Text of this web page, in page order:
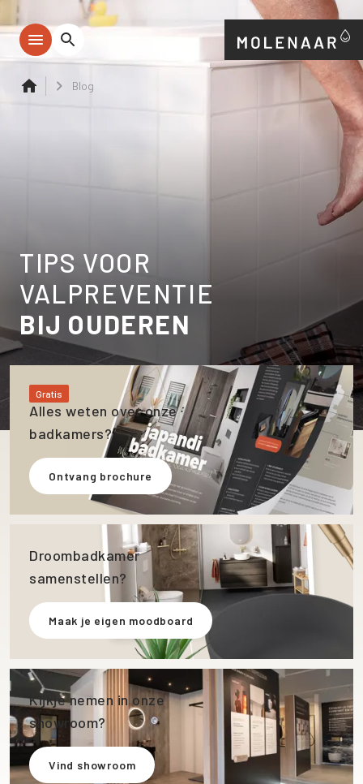
Blog
TIPS VOOR
VALPREVENTIE
BIJ OUDEREN
Gratis
Alles weten over onze
badkamers?
Ontvang brochure
Droombadkamer
samenstellen?
Maak je eigen moodboard
Kijkje nemen in onze
showroom?
Vind showroom